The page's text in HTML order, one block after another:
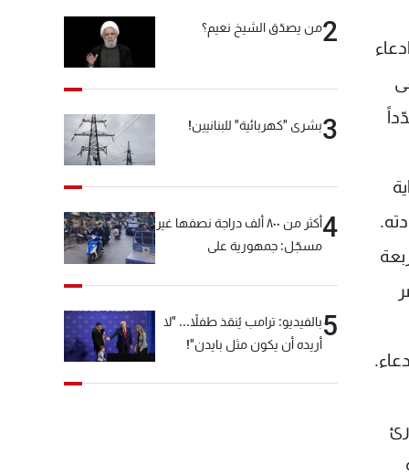
2من يصدّق الشيخ نعيم؟
3بشرى "كهربائية" للبنانيين!
4
أكثر من ٨٠٠ ألف دراجة نصفها غير
مسجّل: جمهورية على
5بالفيديو: ترامب يُنقذ طفلاً... "لا
أريده أن يكون مثل بايدن"!